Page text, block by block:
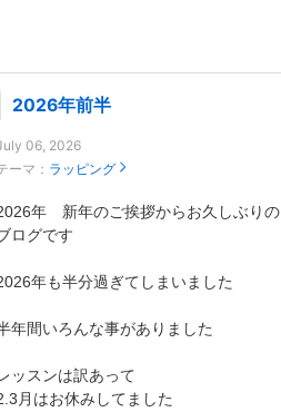
2026年前半
06, 2026
ーマ： ラッピング
年 新年のご挨拶からお久しぶりの
ログです
年も半分過ぎてしまいました
年間いろんな事がありました
ッスンは訳あって
月はお休みしてました